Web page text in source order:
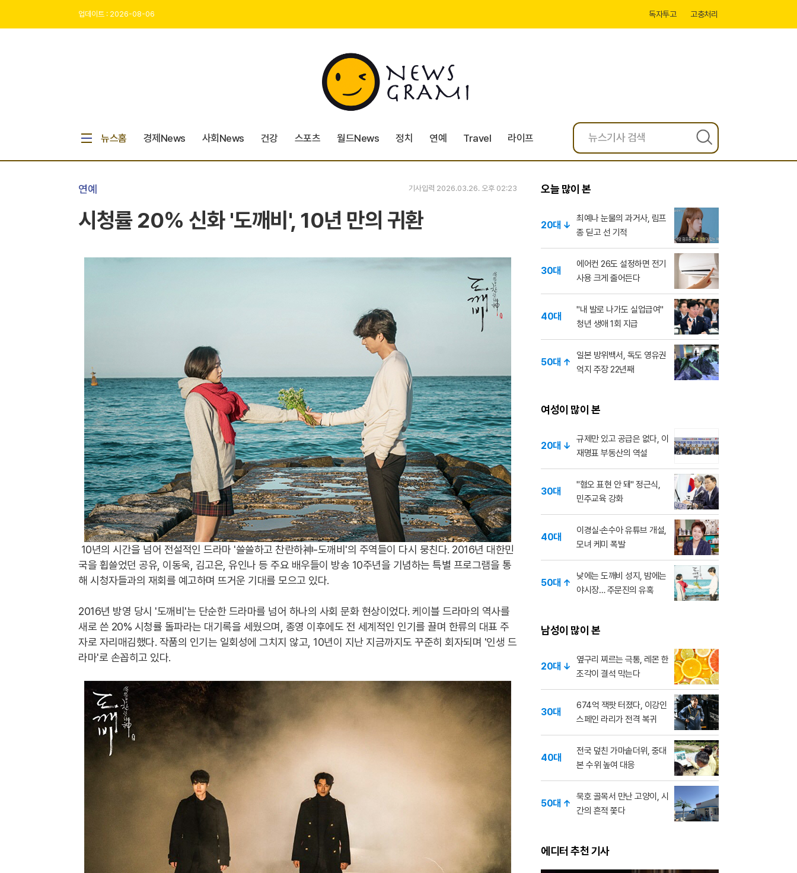
검
색
업데이트 : 2026-08-06 독자투고 고충처리
뉴스홈 경제News 사회News 건강 스포츠 월드News 정치 연예 Travel 라이프
연예
시청률 20% 신화 '도깨비', 10년 만의 귀환
기사입력 2026.03.26. 오후 02:23
10년의 시간을 넘어 전설적인 드라마 '쓸쓸하고 찬란하神-도깨비'의 주역들이 다시 뭉친다. 2016년 대한민
국을 휩쓸었던 공유, 이동욱, 김고은, 유인나 등 주요 배우들이 방송 10주년을 기념하는 특별 프로그램을 통
해 시청자들과의 재회를 예고하며 뜨거운 기대를 모으고 있다.
2016년 방영 당시 '도깨비'는 단순한 드라마를 넘어 하나의 사회 문화 현상이었다. 케이블 드라마의 역사를
새로 쓴 20% 시청률 돌파라는 대기록을 세웠으며, 종영 이후에도 전 세계적인 인기를 끌며 한류의 대표 주
자로 자리매김했다. 작품의 인기는 일회성에 그치지 않고, 10년이 지난 지금까지도 꾸준히 회자되며 '인생 드
라마'로 손꼽히고 있다.
오늘 많이 본
20대 ↓
최예나 눈물의 과거사, 림프
종 딛고 선 기적
30대
에어컨 26도 설정하면 전기
사용 크게 줄어든다
40대
"내 발로 나가도 실업급여"
청년 생애 1회 지급
50대 ↑
일본 방위백서, 독도 영유권
억지 주장 22년째
여성이 많이 본
20대 ↓
규제만 있고 공급은 없다, 이
재명표 부동산의 역설
30대
"혐오 표현 안 돼" 정근식,
민주교육 강화
40대
이경실·손수아 유튜브 개설,
모녀 케미 폭발
50대 ↑
낮에는 도깨비 성지, 밤에는
야시장… 주문진의 유혹
남성이 많이 본
20대 ↓
옆구리 찌르는 극통, 레몬 한
조각이 결석 막는다
30대
674억 잭팟 터졌다, 이강인
스페인 라리가 전격 복귀
40대
전국 덮친 가마솥더위, 중대
본 수위 높여 대응
50대 ↑
묵호 골목서 만난 고양이, 시
간의 흔적 쫓다
에디터 추천 기사